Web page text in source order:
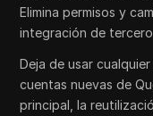
Elimina permisos y
integración de
Deja de usar
cuentas nuevas de
principal, la